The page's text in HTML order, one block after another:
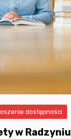
dostępności
w Radzyniu